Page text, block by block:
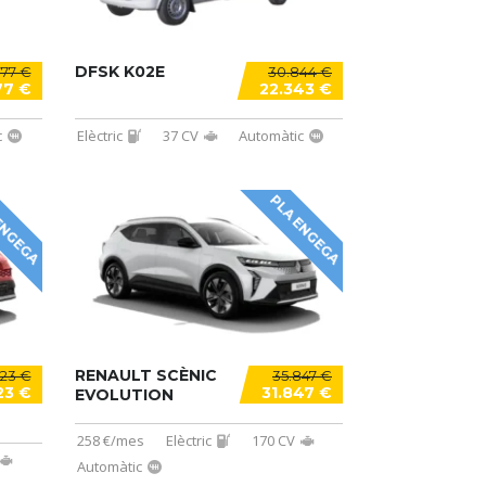
€
€
30.844 €
22.343 €
DFSK K02E
Elèctric 37 CV Automàtic
€
€
PLA ENGEGA
35.847 €
31.847 €
RENAULT SCÈNIC
EVOLUTION
258 €/mes Elèctric
170 CV
Automàtic